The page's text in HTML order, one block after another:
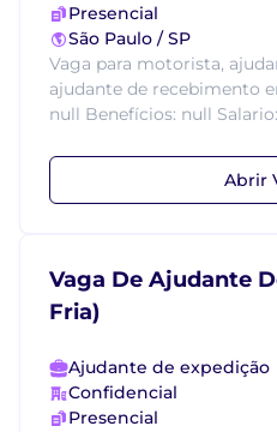
Presencial
São Paulo / SP
Vaga para motorista,
ajudante de recebimento
null Benefícios: null
Abrir
Vaga De Ajudante
Fria)
Ajudante de expedição
Confidencial
Presencial